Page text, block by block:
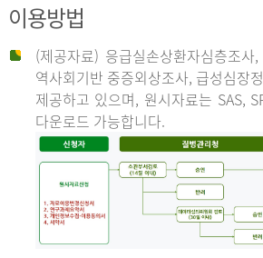
이용방법
(제공자료) 응급실손상환자심층조
역사회기반 중증외상조사, 급성심장
제공하고 있으며, 원시자료는 SAS,
다운로드 가능합니다.